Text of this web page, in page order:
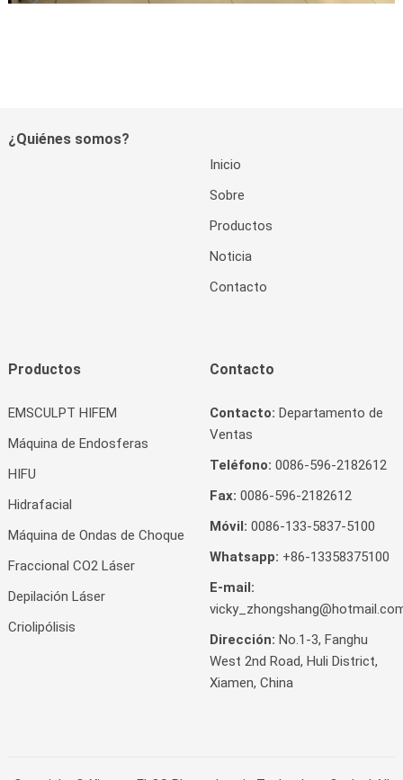
¿Quiénes somos?
Inicio
Sobre
Productos
Noticia
Contacto
Productos
EMSCULPT HIFEM
Máquina de Endosferas
HIFU
Hidrafacial
Máquina de Ondas de Choque
Fraccional CO2 Láser
Depilación Láser
Criolipólisis
Contacto
Contacto: Departamento de
Ventas
Teléfono: 0086-596-2182612
Fax: 0086-596-2182612
Móvil: 0086-133-5837-5100
Whatsapp: +86-13358375100
E-mail:
Dirección: No.1-3, Fanghu
West 2nd Road, Huli District,
Xiamen, China